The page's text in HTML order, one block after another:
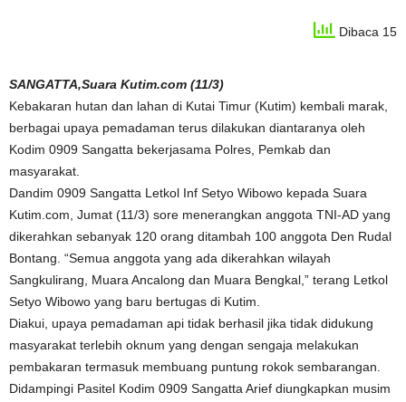
Dibaca 15
SANGATTA,Suara Kutim.com (11/3)
Kebakaran hutan dan lahan di Kutai Timur (Kutim) kembali marak,
berbagai upaya pemadaman terus dilakukan diantaranya oleh
Kodim 0909 Sangatta bekerjasama Polres, Pemkab dan
masyarakat.
Dandim 0909 Sangatta Letkol Inf Setyo Wibowo kepada Suara
Kutim.com, Jumat (11/3) sore menerangkan anggota TNI-AD yang
dikerahkan sebanyak 120 orang ditambah 100 anggota Den Rudal
Bontang. “Semua anggota yang ada dikerahkan wilayah
Sangkulirang, Muara Ancalong dan Muara Bengkal,” terang Letkol
Setyo Wibowo yang baru bertugas di Kutim.
Diakui, upaya pemadaman api tidak berhasil jika tidak didukung
masyarakat terlebih oknum yang dengan sengaja melakukan
pembakaran termasuk membuang puntung rokok sembarangan.
Didampingi Pasitel Kodim 0909 Sangatta Arief diungkapkan musim